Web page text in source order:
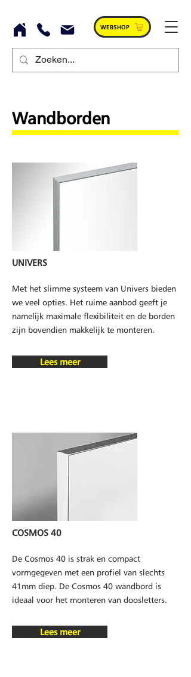
WEBSHOP
Wandborden
UNIVERS
Met het slimme systeem van Univers bieden
we veel opties. Het ruime aanbod geeft je
namelijk maximale flexibiliteit en de borden
zijn bovendien makkelijk te monteren.
Lees meer
COSMOS 40
De Cosmos 40 is strak en compact
vormgegeven met een profiel van slechts
41mm diep. De Cosmos 40 wandbord is
ideaal voor het monteren van doosletters.
Lees meer